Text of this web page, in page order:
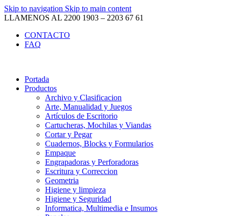
Skip to navigation Skip to main content
LLAMENOS AL 2200 1903 – 2203 67 61
CONTACTO
FAQ
Portada
Productos
Archivo y Clasificacion
Arte, Manualidad y Juegos
Artículos de Escritorio
Cartucheras, Mochilas y Viandas
Cortar y Pegar
Cuadernos, Blocks y Formularios
Empaque
Engrapadoras y Perforadoras
Escritura y Correccion
Geometria
Higiene y limpieza
Higiene y Seguridad
Informatica, Multimedia e Insumos